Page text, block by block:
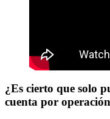
¿Es cierto que solo
cuenta por